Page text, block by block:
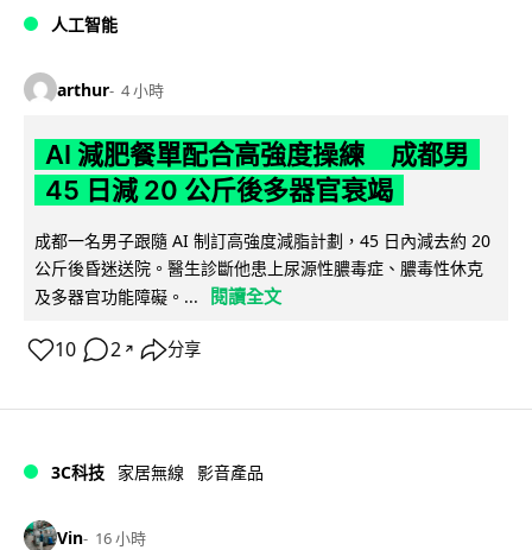
人工智能
arthur 4 小時
AI 減肥餐單配合高強度操練 成都男
45 日減 20 公斤後多器官衰竭
成都一名男子跟隨 AI 制訂高強度減脂計劃，45 日內減去約 20
公斤後昏迷送院。醫生診斷他患上尿源性膿毒症、膿毒性休克
及多器官功能障礙。...
閱讀全文
10 2 ↗ 分享
3C科技 家居無線 影音產品
Vin 16 小時